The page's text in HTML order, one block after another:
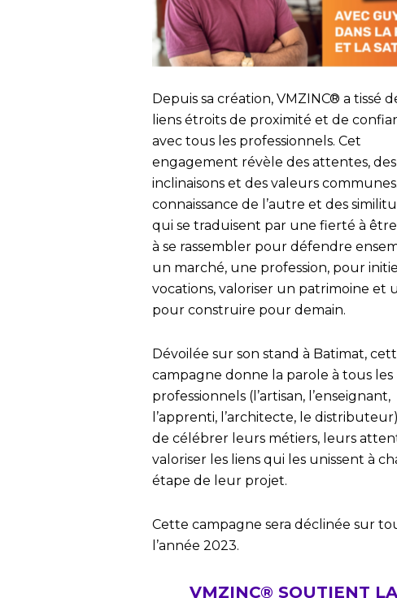
Depuis sa création, VMZINC® a tissé
liens étroits de proximité et de
avec tous les professionnels. Cet
engagement révèle des attentes, des
inclinaisons et des valeurs
connaissance de l’autre et des
qui se traduisent par une fierté à
à se rassembler pour défendre
un marché, une profession, pour
vocations, valoriser un patrimoine et
pour construire pour demain.
Dévoilée sur son stand à Batimat,
campagne donne la parole à tous les
professionnels (l’artisan, l’enseignant,
l’apprenti, l’architecte, le
de célébrer leurs métiers, leurs
valoriser les liens qui les unissent à
étape de leur projet.
Cette campagne sera déclinée sur
l’année 2023.
VMZINC® SOUTIENT